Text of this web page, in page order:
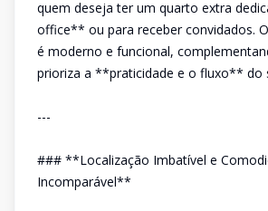
quem deseja ter um quarto extra
office** ou para receber convidados.
é moderno e funcional,
prioriza a **praticidade e o fluxo** do
---
### **Localização Imbatível e
Incomparável**